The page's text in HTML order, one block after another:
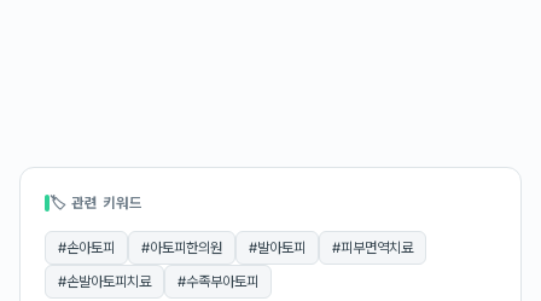
🏷 관련 키워드
#손아토피 #아토피한의원 #발아토피 #피부면역치료
#손발아토피치료 #수족부아토피